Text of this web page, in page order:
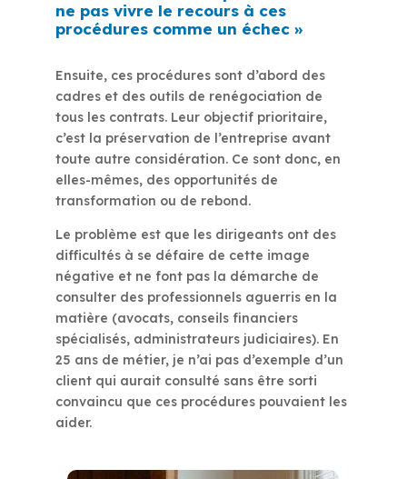
ne pas vivre le recours à ces
procédures comme un échec »
Ensuite, ces procédures sont d’abord des
cadres et des outils de renégociation de
tous les contrats. Leur objectif prioritaire,
c’est la préservation de l’entreprise avant
toute autre considération. Ce sont donc, en
elles-mêmes, des opportunités de
transformation ou de rebond.
Le problème est que les dirigeants ont des
difficultés à se défaire de cette image
négative et ne font pas la démarche de
consulter des professionnels aguerris en la
matière (avocats, conseils financiers
spécialisés, administrateurs judiciaires). En
25 ans de métier, je n’ai pas d’exemple d’un
client qui aurait consulté sans être sorti
convaincu que ces procédures pouvaient les
aider.